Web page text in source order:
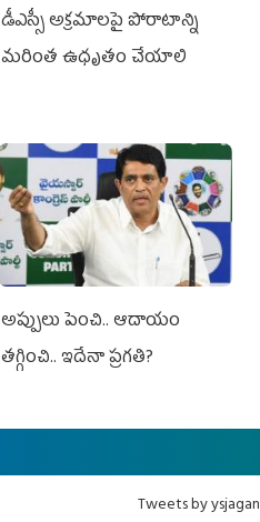
డీఎస్సీ అక్రమాలపై పోరాటాన్ని
మరింత ఉధృతం చేయాలి
అప్పులు పెంచి.. ఆదాయం
తగ్గించి.. ఇదేనా ప్రగతి?
Tweets by ysjagan